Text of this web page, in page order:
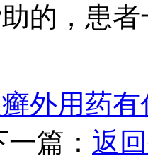
的，患
外用药
一篇： 返